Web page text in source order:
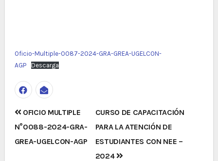
Oficio-Multiple-0087-2024-GRA-GREA-UGELCON-
AGP
Descarga
Navegación
de
entradas
OFICIO MULTIPLE
N°0088-2024-GRA-
GREA-UGELCON-AGP
CURSO DE CAPACITACIÓN
PARA LA ATENCIÓN DE
ESTUDIANTES CON NEE –
2024